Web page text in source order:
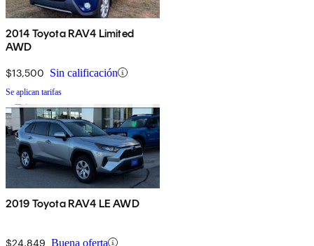
2014 Toyota RAV4 Limited
AWD
$13,500 Sin calificación
Se aplican tarifas
2019 Toyota RAV4 LE AWD
$24,849 Buena oferta